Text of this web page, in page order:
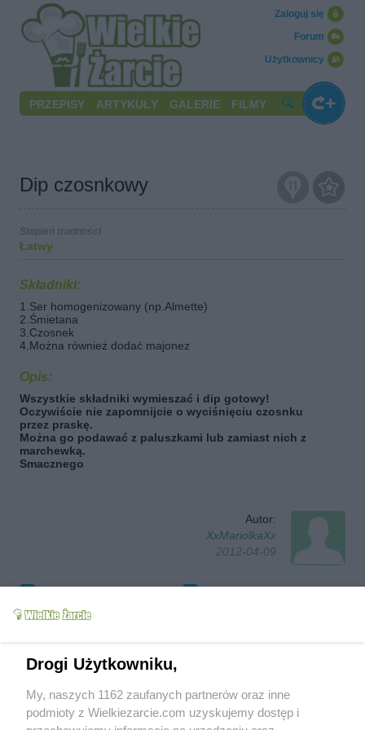
Użytkownicy
Forum
Zaloguj się
PRZEPISY ARTYKUŁY GALERIE FILMY
Dip czosnkowy
Łatwy
Składniki:
1.Ser homogenizowany (np.Almette)
2.Śmietana
3.Czosnek
4.Można również dodać majonez
Opis:
Wszystkie składniki wymieszać i dip gotowy!
Oczywiście nie zapomnijcie o wyciśnięciu czosnku
przez praskę.
Można go podawać z paluszkami lub zamiast nich z
marchewką.
Smacznego
Autor:
XxMariolkaXx
2012-04-09
Oznacz jako wypróbowany
Drogi Użytkowniku,
My, naszych 1162 zaufanych partnerów oraz inne
podmioty z Wielkiezarcie.com uzyskujemy dostęp i